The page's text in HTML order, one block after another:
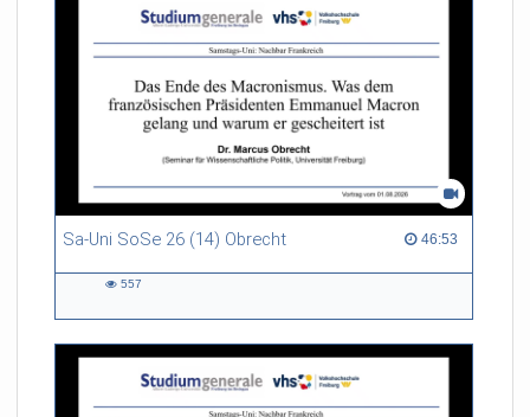
Sa-Uni SoSe 26 (14) Obrecht 46:53
46:53 duration
557